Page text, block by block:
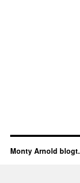
Monty Arnold blogt.